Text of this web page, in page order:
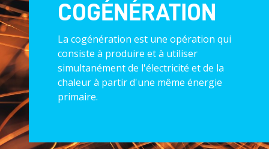
COGÉNÉRATION
La cogénération est une opération qui
consiste à produire et à utiliser
simultanément de l'électricité et de la
chaleur à partir d'une même énergie
primaire.